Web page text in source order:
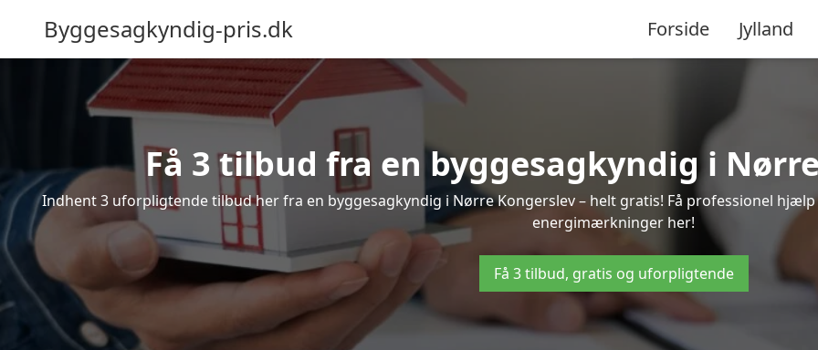
Byggesagkyndig-pris.dk Forside Jylland
Få 3 tilbud fra en byggesagkyndig i
Indhent 3 uforpligtende tilbud her fra en byggesagkyndig i Nørre Kongerslev – helt gratis! Få professionel
energimærkninger her!
Få 3 tilbud, gratis og uforpligtende